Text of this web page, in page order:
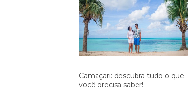
Camaçari: descubra tudo o que
você precisa saber!